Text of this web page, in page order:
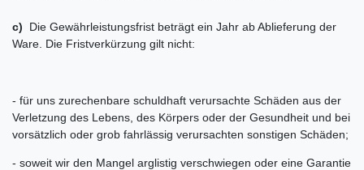
c) Die Gewährleistungsfrist beträgt ein Jahr ab Ablieferung der
Ware. Die Fristverkürzung gilt nicht:
- für uns zurechenbare schuldhaft verursachte Schäden aus der
Verletzung des Lebens, des Körpers oder der Gesundheit und bei
vorsätzlich oder grob fahrlässig verursachten sonstigen Schäden;
- soweit wir den Mangel arglistig verschwiegen oder eine Garantie